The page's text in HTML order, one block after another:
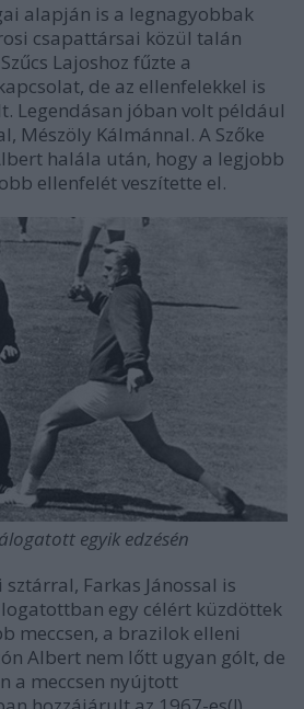
alapján is a legnagyobbak
csapattársai közül talán
Lajoshoz fűzte a
de az ellenfelekkel is
Legendásan jóban volt például
Mészöly Kálmánnal. A Szőke
halála után, hogy a legjobb
ellenfelét veszítette el.
egyik edzésén
Farkas Jánossal is
egy célért küzdöttek
meccsen, a brazilok elleni
Albert nem lőtt ugyan gólt, de
a meccsen nyújtott